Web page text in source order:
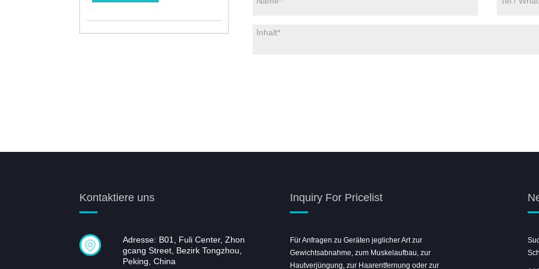
Kontaktiere uns
Adresse: B01, Fuli Center, Zhon
gcang Street, Bezirk Tongzhou,
Peking, China
Inquiry For Pricelist
Für Anfragen zu Geräten jeglicher Art zur
Gewichtsabnahme, zum Muskelaufbau, zur
Hautverjüngung, zur Haarentfernung oder zur
Willkommen am Leongbeauty-Stand der
Shanghai Beauty Expo